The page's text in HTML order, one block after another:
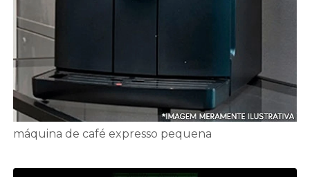
máquina de café expresso pequena